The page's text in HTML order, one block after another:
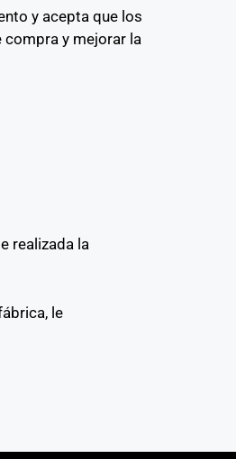
y acepta que los
compra y mejorar la
realizada la
le